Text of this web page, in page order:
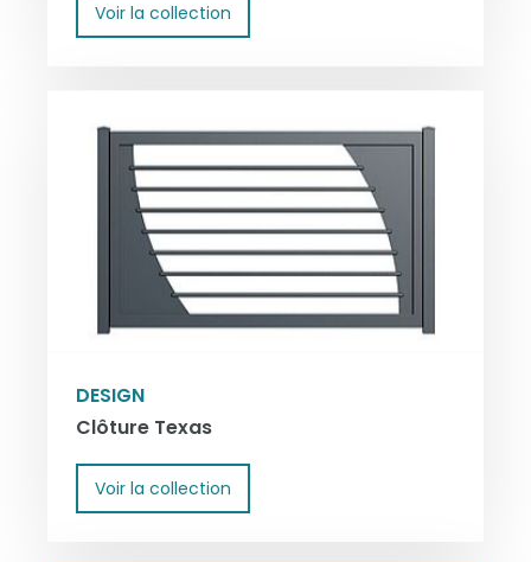
Voir la collection
DESIGN
Clôture Texas
Voir la collection